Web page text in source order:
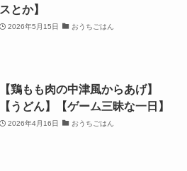
スとか】
2026年5月15日 おうちごはん
【鶏もも肉の中津風からあげ】
【うどん】【ゲーム三昧な一日】
2026年4月16日 おうちごはん